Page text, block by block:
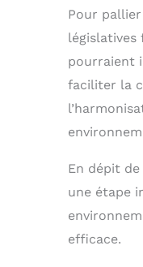
Pour
législatives
pourraient
faciliter la
En dépit
une étape
efficace.